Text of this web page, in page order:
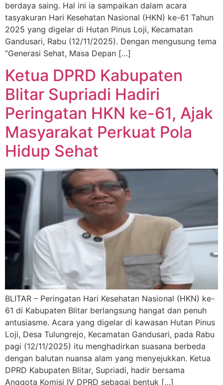
berdaya saing. Hal ini ia sampaikan dalam acara
tasyakuran Hari Kesehatan Nasional (HKN) ke-61 Tahun
2025 yang digelar di Hutan Pinus Loji, Kecamatan
Gandusari, Rabu (12/11/2025). Dengan mengusung tema
“Generasi Sehat, Masa Depan […]
Ketua DPRD Kabupaten
Blitar Supriadi Hadiri
Peringatan HKN ke-61, Ajak
Masyarakat Perkuat Pola
Hidup Sehat
BLITAR – Peringatan Hari Kesehatan Nasional (HKN) ke-
61 di Kabupaten Blitar berlangsung hangat dan penuh
antusiasme. Acara yang digelar di kawasan Hutan Pinus
Loji, Desa Tulungrejo, Kecamatan Gandusari, pada Rabu
pagi (12/11/2025) itu menghadirkan suasana berbeda
dengan balutan nuansa alam yang menyejukkan. Ketua
DPRD Kabupaten Blitar, Supriadi, hadir bersama
Anggota Komisi IV DPRD sebagai bentuk […]